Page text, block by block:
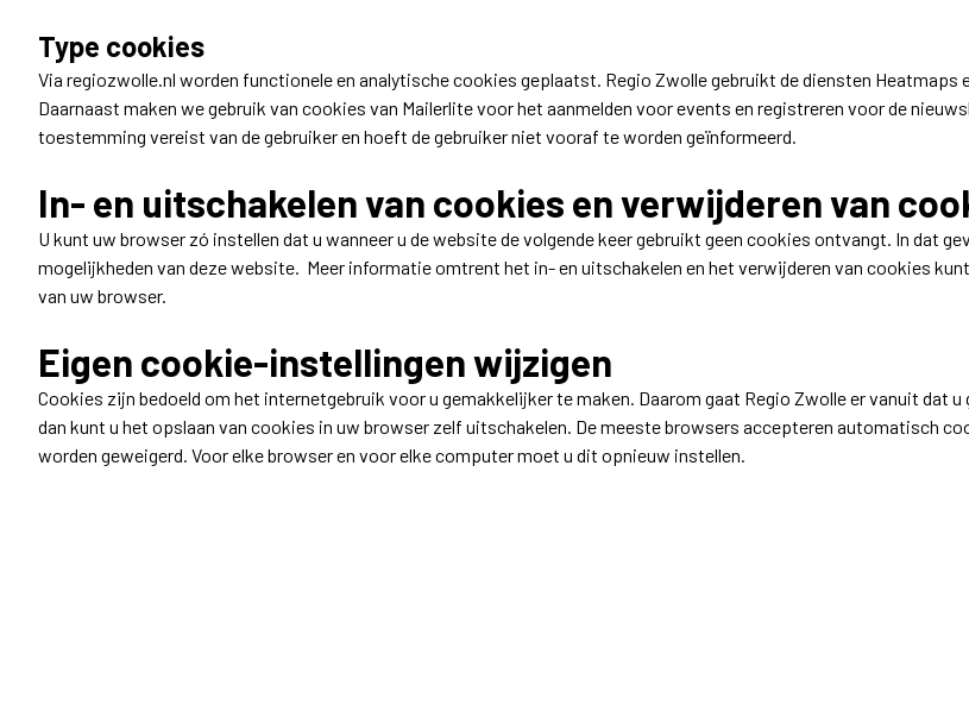
Type cookies
Via regiozwolle.nl worden functionele en analytische cookies geplaatst. Regio Zwolle gebruikt de diensten Heatmaps
Daarnaast maken we gebruik van cookies van Mailerlite voor het aanmelden voor events en registreren voor de
toestemming vereist van de gebruiker en hoeft de gebruiker niet vooraf te worden geïnformeerd.
In- en uitschakelen van cookies en verwijderen van
U kunt uw browser zó instellen dat u wanneer u de website de volgende keer gebruikt geen cookies ontvangt. In dat
mogelijkheden van deze website. Meer informatie omtrent het in- en uitschakelen en het verwijderen van cookies
van uw browser.
Eigen cookie-instellingen wijzigen
Cookies zijn bedoeld om het internetgebruik voor u gemakkelijker te maken. Daarom gaat Regio Zwolle er vanuit dat
dan kunt u het opslaan van cookies in uw browser zelf uitschakelen. De meeste browsers accepteren automatisch
worden geweigerd. Voor elke browser en voor elke computer moet u dit opnieuw instellen.